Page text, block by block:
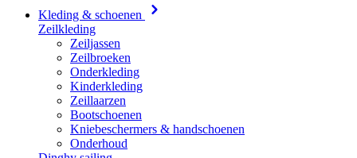
Kleding & schoenen
Zeilkleding
Zeiljassen
Zeilbroeken
Onderkleding
Kinderkleding
Zeillaarzen
Bootschoenen
Kniebeschermers & handschoenen
Onderhoud